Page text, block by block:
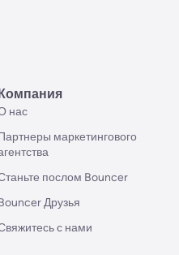
Компания
нас
маркетингового
послом Bouncer
Друзья
с нами